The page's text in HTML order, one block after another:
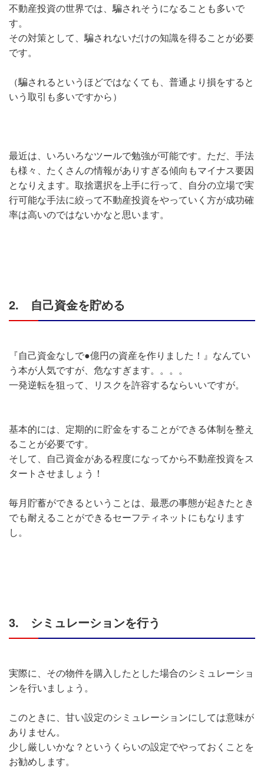
不動産投資の世界では、騙されそうになることも多いで
す。
その対策として、騙されないだけの知識を得ることが必要
です。
（騙されるというほどではなくても、普通より損をすると
いう取引も多いですから）
最近は、いろいろなツールで勉強が可能です。ただ、手法
も様々、たくさんの情報がありすぎる傾向もマイナス要因
となりえます。取捨選択を上手に行って、自分の立場で実
行可能な手法に絞って不動産投資をやっていく方が成功確
率は高いのではないかなと思います。
2. 自己資金を貯める
『自己資金なしで●億円の資産を作りました！』なんてい
う本が人気ですが、危なすぎます。。。。
一発逆転を狙って、リスクを許容するならいいですが。
基本的には、定期的に貯金をすることができる体制を整え
ることが必要です。
そして、自己資金がある程度になってから不動産投資をス
タートさせましょう！
毎月貯蓄ができるということは、最悪の事態が起きたとき
でも耐えることができるセーフティネットにもなります
し。
3. シミュレーションを行う
実際に、その物件を購入したとした場合のシミュレーショ
ンを行いましょう。
このときに、甘い設定のシミュレーションにしては意味が
ありません。
少し厳しいかな？というくらいの設定でやっておくことを
お勧めします。